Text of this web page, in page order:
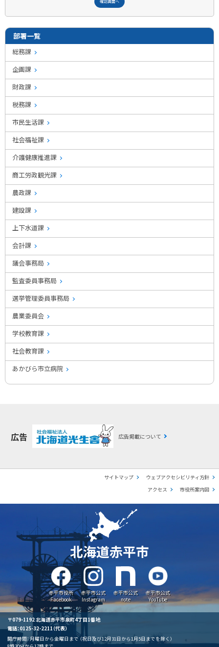
部署一覧
総務課
企画課
財政課
税務課
市民生活課
社会福祉課
介護健康推進課
商工労政観光課
農政課
建設課
上下水道課
会計課
議会事務局
監査委員事務局
選挙管理委員事務局
農業委員会
学校教育課
社会教育課
あかびら市立病院
広告 広告掲載について
サイトマップ
ウェブアクセシビリティ方針
アクセス
市役所案内図
北海道赤平市
赤平市役所
Facebook
赤平市公式
Instagram
赤平市公式
note
赤平市公式
YouTube
〒079-1192 北海道赤平市泉町4丁目1番地
電話：0125-32-2211（代表）
開庁時間：月曜日から金曜日まで （祝日及び12月31日から1月5日までを除く）